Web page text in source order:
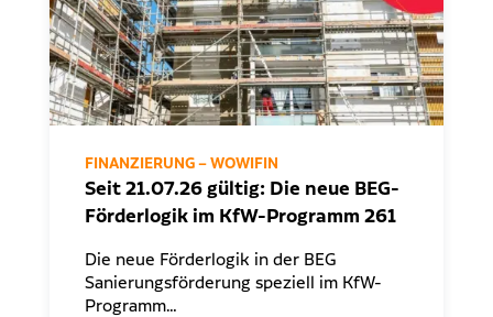
FINANZIERUNG – WOWIFIN
Seit 21.07.26 gültig: Die neue BEG-
Förderlogik im KfW-Programm 261
Die neue Förderlogik in der BEG
Sanierungsförderung speziell im KfW-
Programm…